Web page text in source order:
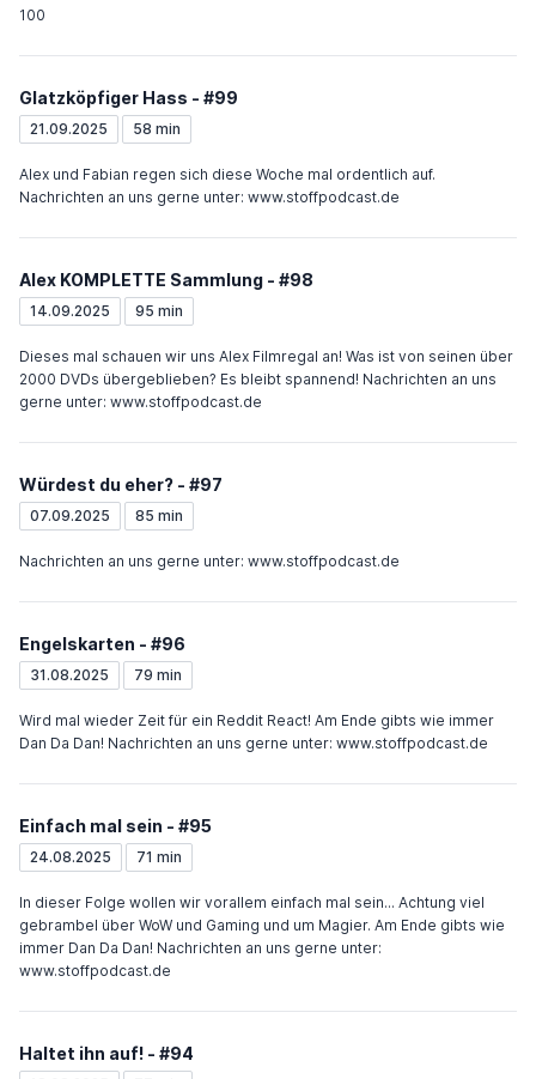
100
Glatzköpfiger Hass - #99
21.09.2025 58 min
Alex und Fabian regen sich diese Woche mal ordentlich auf.
Nachrichten an uns gerne unter: www.stoffpodcast.de
Alex KOMPLETTE Sammlung - #98
14.09.2025 95 min
Dieses mal schauen wir uns Alex Filmregal an! Was ist von seinen über
2000 DVDs übergeblieben? Es bleibt spannend! Nachrichten an uns
gerne unter: www.stoffpodcast.de
Würdest du eher? - #97
07.09.2025 85 min
Nachrichten an uns gerne unter: www.stoffpodcast.de
Engelskarten - #96
31.08.2025 79 min
Wird mal wieder Zeit für ein Reddit React! Am Ende gibts wie immer
Dan Da Dan! Nachrichten an uns gerne unter: www.stoffpodcast.de
Einfach mal sein - #95
24.08.2025 71 min
In dieser Folge wollen wir vorallem einfach mal sein... Achtung viel
gebrambel über WoW und Gaming und um Magier. Am Ende gibts wie
immer Dan Da Dan! Nachrichten an uns gerne unter:
www.stoffpodcast.de
Haltet ihn auf! - #94